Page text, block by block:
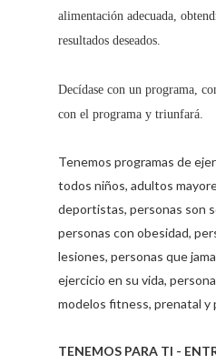
alimentación adecuada,
resultados deseados.
Decídase con un programa,
con el programa y triunfará.
Tenemos programas de
todos niños, adultos
deportistas, personas son
personas con obesidad,
lesiones, personas que
ejercicio en su vida,
modelos fitness, prenatal y
TENEMOS PARA TI -